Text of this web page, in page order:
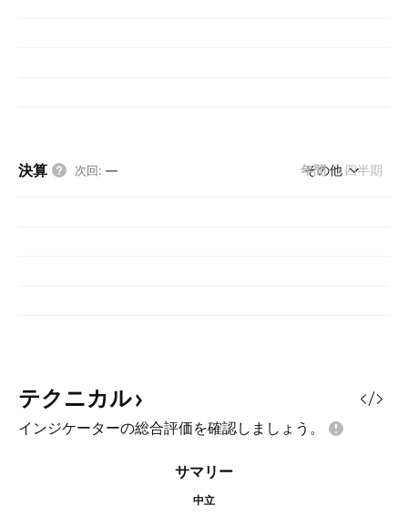
決算 次回: — 年間 四半期
その他
テクニカル
インジケーターの総合評価を確認しましょう。
サマリー
中立